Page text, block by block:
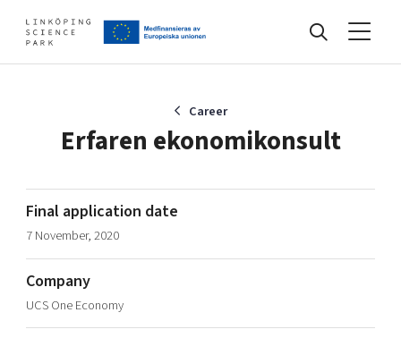
Artificial intelligence
Cybersecurity
Internet of Things
Develop your company
Upgrade your skills & master new ones
About
Career
Erfaren ekonomikonsult
Final application date
7 November, 2020
Company
UCS One Economy